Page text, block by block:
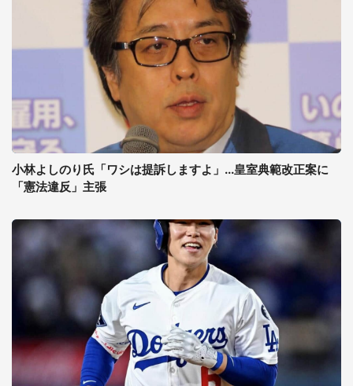
小林よしのり氏「ワシは提訴しますよ」...皇室典範改正案に
「憲法違反」主張